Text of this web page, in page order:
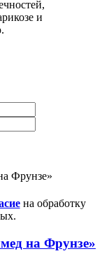
и
Фрунзе»
на обработку
на Фрунзе»